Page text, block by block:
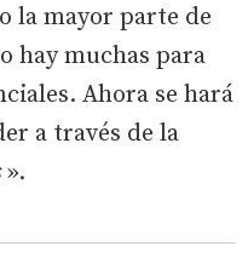
la mayor parte de
hay muchas para
Ahora se hará
a través de la
».